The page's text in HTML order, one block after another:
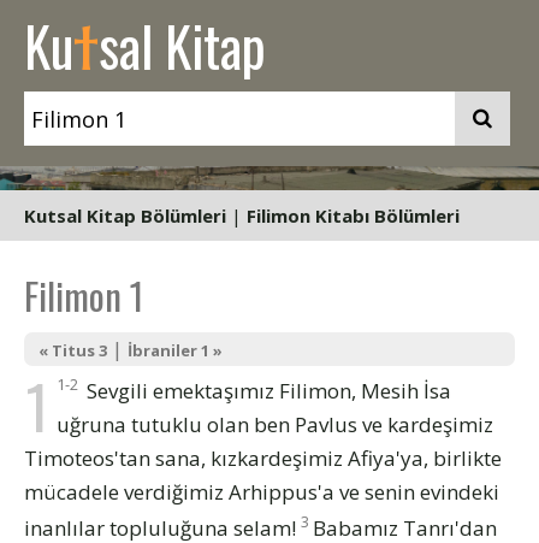
Kutsal Kitap
Kutsal Kitap Bölümleri | Filimon Kitabı Bölümleri
Filimon 1
« Titus 3 | İbraniler 1 »
1 1-2 Sevgili emektaşımız Filimon, Mesih İsa
uğruna tutuklu olan ben Pavlus ve kardeşimiz
Timoteos'tan sana, kızkardeşimiz Afiya'ya, birlikte
mücadele verdiğimiz Arhippus'a ve senin evindeki
inanlılar topluluğuna selam! 3 Babamız Tanrı'dan